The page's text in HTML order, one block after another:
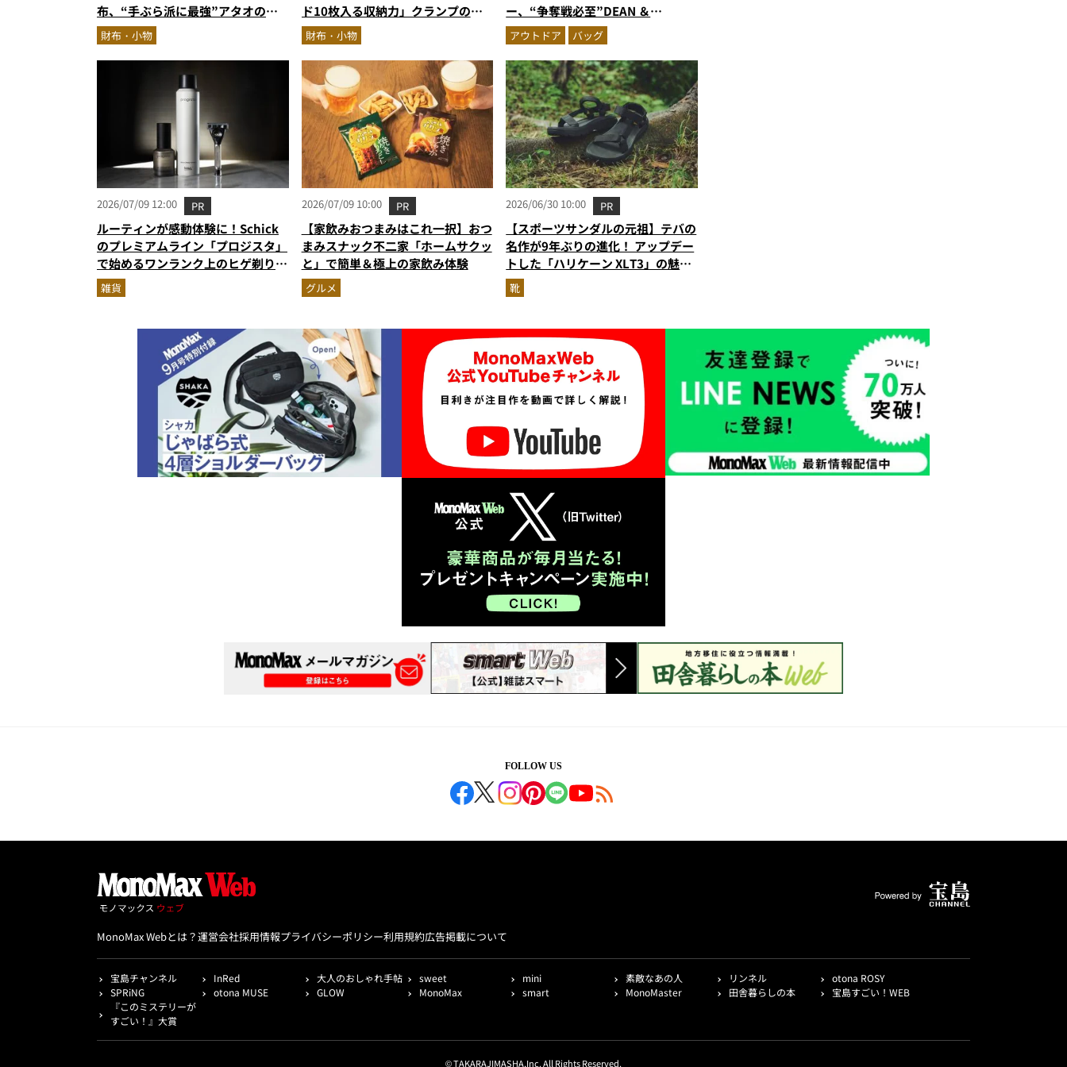
布、“手ぶら派に最強”アタオのオ
ールインワン…ほか【財布の人気記
事ランキングベスト3】（2026年6
月版）
財布・小物
ド10枚入る収納力」クランプのア
コーディオンウォレットを徹底レビ
ュー。使い込むほどにツヤが出るプ
エブロレザーも優秀
財布・小物
ー、“争奪戦必至”DEAN ＆
DELUCAの豪華2点セット…ほか
【付録の人気記事ランキングベスト
3】（2026年6月版）
アウトドア バッグ
2026/07/09 12:00 PR
ルーティンが感動体験に！Schick
のプレミアムライン「プロジスタ」
で始めるワンランク上のヒゲ剃り習
慣
雑貨
2026/07/09 10:00 PR
【家飲みおつまみはこれ一択】おつ
まみスナック不二家「ホームサクッ
と」で簡単＆極上の家飲み体験
グルメ
2026/06/30 10:00 PR
【スポーツサンダルの元祖】テバの
名作が9年ぶりの進化！ アップデー
トした「ハリケーン XLT3」の魅力
を識者があらゆる角度から徹底解
説！
靴
FOLLOW US
MonoMax Webとは？運営会社採用情報プライバシーポリシー利用規約広告掲載について
宝島チャンネル InRed 大人のおしゃれ手帖 sweet mini 素敵なあの人 リンネル
otona ROSY
SPRiNG
otona MUSE GLOW MonoMax smart MonoMaster 田舎暮らしの本
宝島すごい！WEB
『このミステリーが
すごい！』大賞
© TAKARAJIMASHA,Inc. All Rights Reserved.